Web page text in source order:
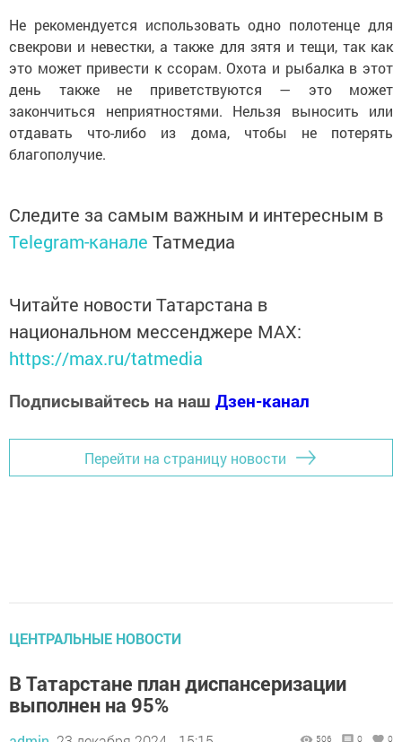
Не рекомендуется использовать одно полотенце для
свекрови и невестки, а также для зятя и тещи, так как
это может привести к ссорам. Охота и рыбалка в этот
день также не приветствуются — это может
закончиться неприятностями. Нельзя выносить или
отдавать что-либо из дома, чтобы не потерять
благополучие.
Следите за самым важным и интересным в
Telegram-канале Татмедиа
Читайте новости Татарстана в
национальном мессенджере MАХ:
https://max.ru/tatmedia
Подписывайтесь на наш Дзен-канал
Перейти на страницу новости
ЦЕНТРАЛЬНЫЕ НОВОСТИ
В Татарстане план диспансеризации
выполнен на 95%
506 0 0